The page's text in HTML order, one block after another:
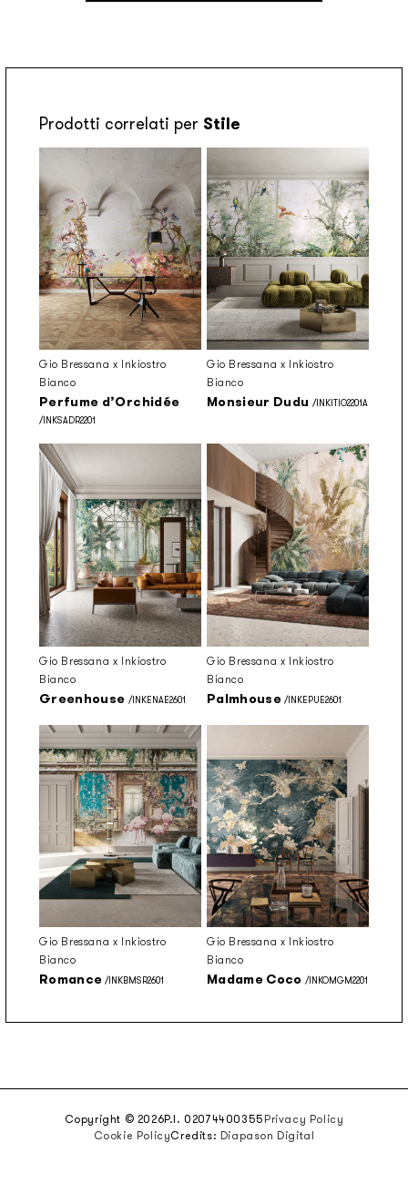
Prodotti correlati per Stile
Gio Bressana x Inkiostro
Bianco
Perfume d’Orchidée
/INKSADR2201
Gio Bressana x Inkiostro
Bianco
Monsieur Dudu /INKITIO2201A
Gio Bressana x Inkiostro
Bianco
Greenhouse /INKENAE2601
Gio Bressana x Inkiostro
Bianco
Palmhouse /INKEPUE2601
Gio Bressana x Inkiostro
Bianco
Romance /INKBMSR2601
Gio Bressana x Inkiostro
Bianco
Madame Coco /INKOMGM2201
Copyright © 2026P.I. 02074400355Privacy Policy
Cookie PolicyCredits: Diapason Digital